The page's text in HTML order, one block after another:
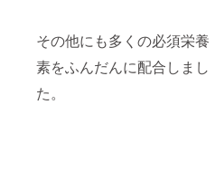
その他にも多くの必須栄養
素をふんだんに配合しまし
た。